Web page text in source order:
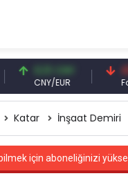
0,13 CNY
CNY/EUR
41,53
Faiz
Katar İnşaat Demiri
için aboneliğinizi